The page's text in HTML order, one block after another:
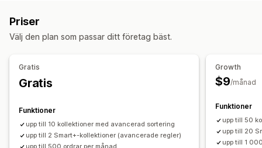
Hantering av produktserier
Massredigering
Priser
Välj den plan som passar ditt företag bäst.
Gratis
Gratis
Funktioner
upp till 10 kollektioner med avancerad sortering
upp till 2 Smart+-kollektioner (avancerade regler)
Growth
$9/månad
Funktioner
upp till 50
upp till 20
upp till 1